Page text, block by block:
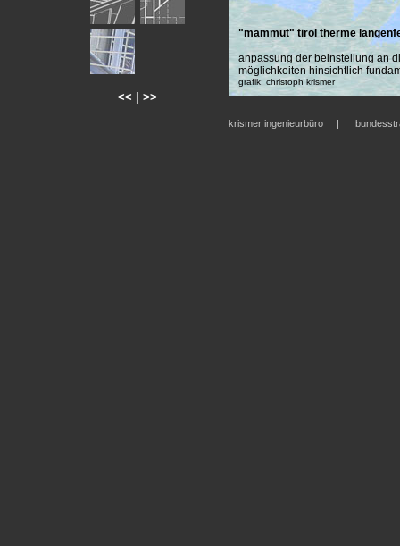
"mammut" tirol therme
anpassung der beinstellung an
möglichkeiten hinsichtlich
grafik: christoph krismer
<< >>
krismer ingenieurbüro |